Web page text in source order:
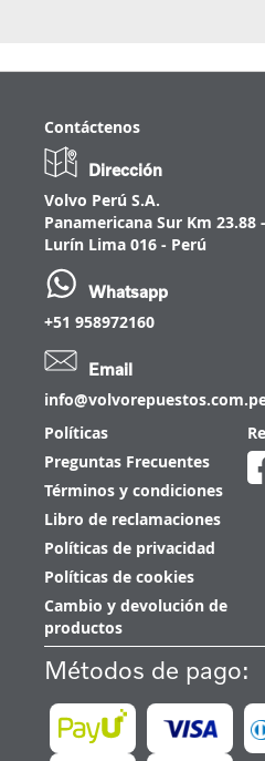
Contáctenos
Dirección
Volvo Perú S.A.
Panamericana Sur Km 23.88 -
Lurín Lima 016 - Perú
Whatsapp
+51 958972160
Email
Políticas
Preguntas Frecuentes
Términos y condiciones
Libro de reclamaciones
Políticas de privacidad
Políticas de cookies
Cambio y devolución de
productos
Métodos de pago: